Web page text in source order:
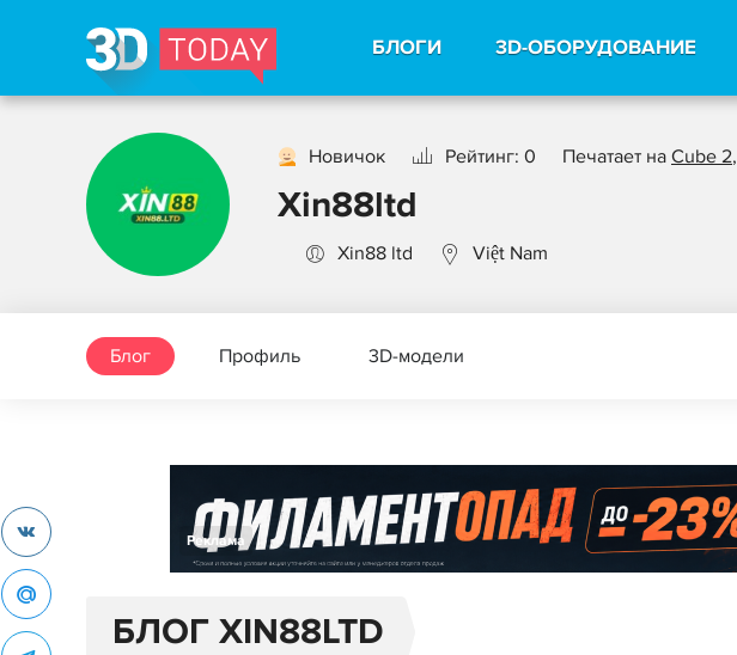
БЛОГИ 3D-ОБОРУДОВАНИЕ
Новичок Рейтинг: 0 Печатает на Cube 2,
Xin88ltd
Xin88 ltd Việt Nam
Блог Профиль 3D-модели
Реклама
БЛОГ XIN88LTD